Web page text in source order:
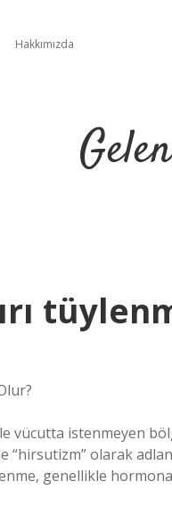
Hakkımızda
vücutta istenmeyen
olarak
genellikle